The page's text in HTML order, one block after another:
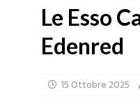
Le Esso
Edenred
15 Ottobre 2025